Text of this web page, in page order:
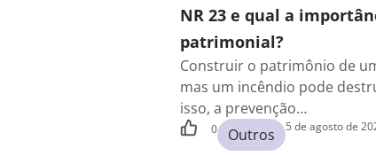
NR 23 e qual a
patrimonial?
Construir o patrimônio de
mas um incêndio pode
isso, a prevenção…
0 Outros 5 de agosto de